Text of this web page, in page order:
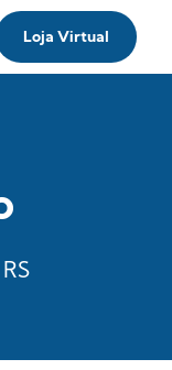
Loja Virtual